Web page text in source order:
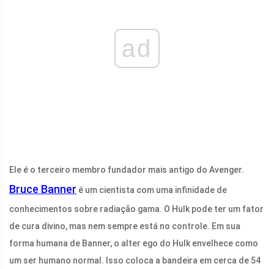
ad
Ele é o terceiro membro fundador mais antigo do Avenger.
Bruce Banner é um cientista com uma infinidade de
conhecimentos sobre radiação gama. O Hulk pode ter um fator
de cura divino, mas nem sempre está no controle. Em sua
forma humana de Banner, o alter ego do Hulk envelhece como
um ser humano normal. Isso coloca a bandeira em cerca de 54